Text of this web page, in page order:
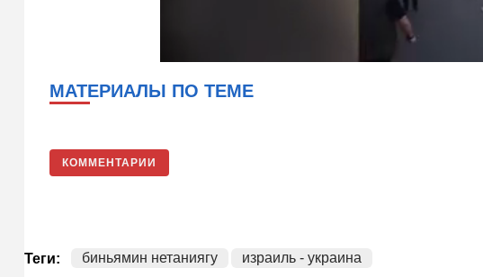
МАТЕРИАЛЫ ПО ТЕМЕ
КОММЕНТАРИИ
Теги: биньямин нетаниягу израиль - украина